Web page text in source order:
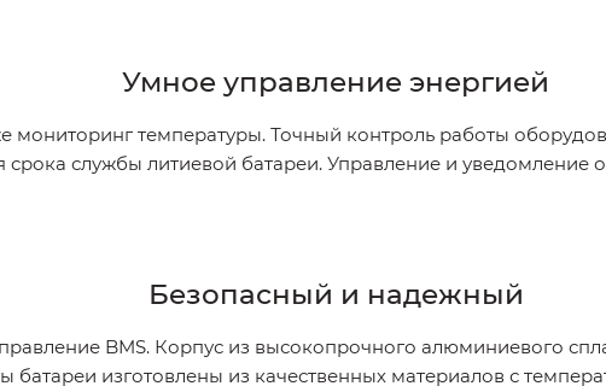
Умное управление энергией
мониторинг температуры. Точный контроль работы
службы литиевой батареи. Управление и уведомление
Безопасный и надежный
BMS. Корпус из высокопрочного алюминиевого
батареи изготовлены из качественных материалов с